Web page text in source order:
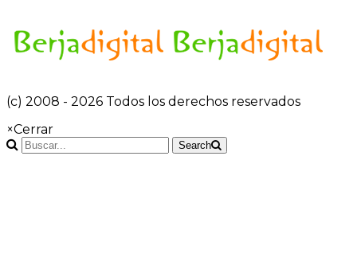
(c) 2008 - 2026 Todos los derechos reservados
×Cerrar
Search